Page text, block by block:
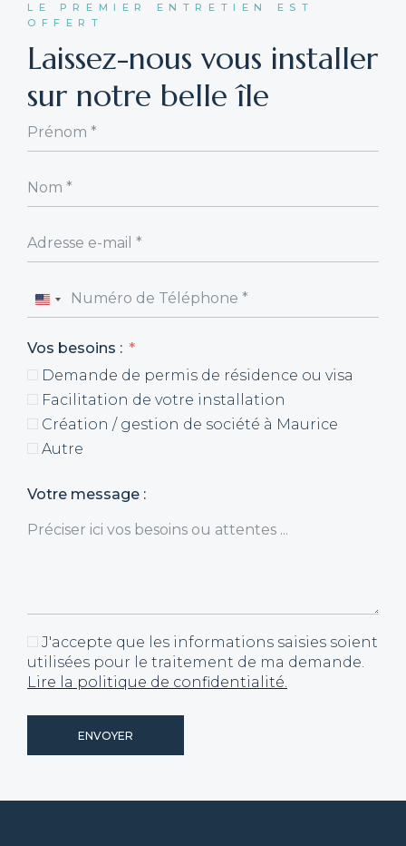
LE PREMIER ENTRETIEN EST
OFFERT
Laissez-nous vous installer
sur notre belle île
United
+1
Vos besoins :
Demande de permis de résidence ou visa
Facilitation de votre installation
Création / gestion de société à Maurice
Autre
Votre message :
J'accepte que les informations saisies soient
utilisées pour le traitement de ma demande.
Lire la politique de confidentialité.
ENVOYER